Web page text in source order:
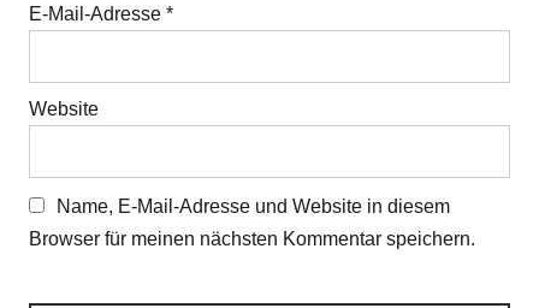
E-Mail-Adresse *
Website
Name, E-Mail-Adresse und Website in diesem
Browser für meinen nächsten Kommentar speichern.